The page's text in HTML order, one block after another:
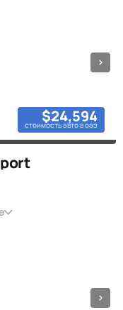
$24,594
стоимость авто в оаэ